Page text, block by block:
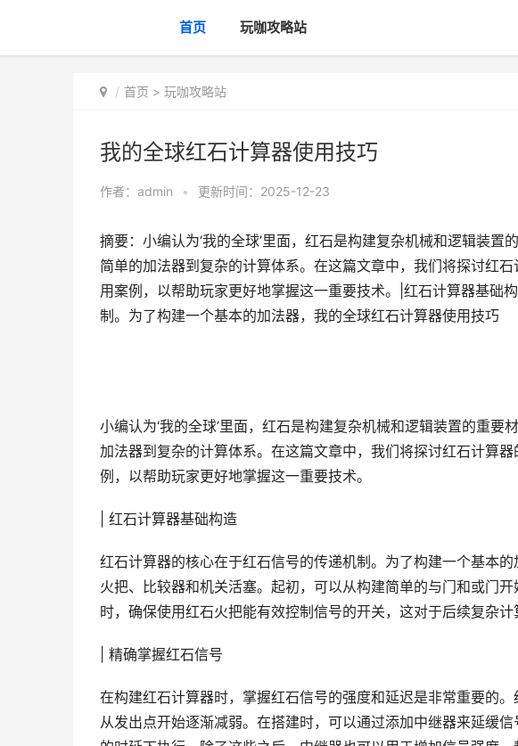
首页 玩咖攻略站
首页 > 玩咖攻略站
我的全球红石计算器使用技巧
作者： admin • 更新时间：2025-12-23
摘要：小编认为‘我的全球’里面，红石是构建复杂机械和逻辑装
简单的加法器到复杂的计算体系。在这篇文章中，我们将探讨红
用案例，以帮助玩家更好地掌握这一重要技术。|红石计算器基础
制。为了构建一个基本的加法器，我的全球红石计算器使用技巧
小编认为‘我的全球’里面，红石是构建复杂机械和逻辑装置的重
加法器到复杂的计算体系。在这篇文章中，我们将探讨红石计算
例，以帮助玩家更好地掌握这一重要技术。
| 红石计算器基础构造
红石计算器的核心在于红石信号的传递机制。为了构建一个基本
火把、比较器和机关活塞。起初，可以从构建简单的与门和或门
时，确保使用红石火把能有效控制信号的开关，这对于后续复杂计
| 精确掌握红石信号
在构建红石计算器时，掌握红石信号的强度和延迟是非常重要的
从发出点开始逐渐减弱。在搭建时，可以通过添加中继器来延缓